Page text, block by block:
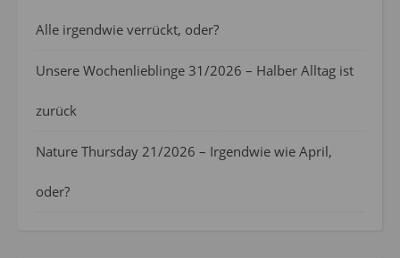
Alle irgendwie verrückt, oder?
Unsere Wochenlieblinge 31/2026 – Halber Alltag ist
zurück
Nature Thursday 21/2026 – Irgendwie wie April,
oder?